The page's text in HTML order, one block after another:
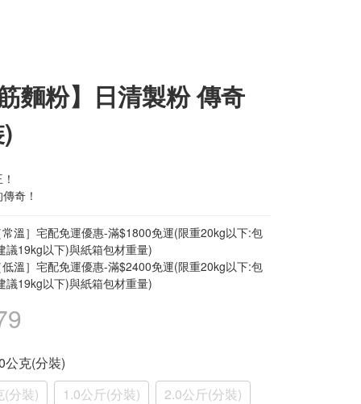
筋麵粉】日清製粉 傳奇
奇！
溫］宅配免運優惠-滿$1800免運(限重20kg以下:包
議19kg以下)與紙箱包材重量)
溫］宅配免運優惠-滿$2400免運(限重20kg以下:包
議19kg以下)與紙箱包材重量)
公克(分裝)
(分裝)
1.0公斤(分裝)
2.0公斤(分裝)